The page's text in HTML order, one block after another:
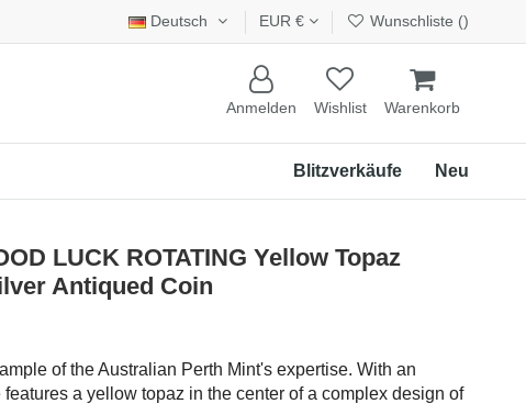
Deutsch EUR € Wunschliste ()
Anmelden Wishlist Warenkorb
Neu
Blitzverkäufe
LUCK ROTATING Yellow Topaz
Antiqued Coin
of the Australian Perth Mint's expertise. With an
a yellow topaz in the center of a complex design of